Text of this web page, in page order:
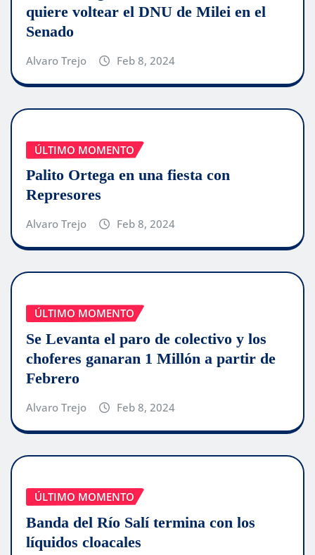
quiere voltear el DNU de Milei en el
Senado
Alvaro Trejo Feb 8, 2024
ÚLTIMO MOMENTO
Palito Ortega en una fiesta con
Represores
Alvaro Trejo Feb 8, 2024
ÚLTIMO MOMENTO
Se Levanta el paro de colectivo y los
choferes ganaran 1 Millón a partir de
Febrero
Alvaro Trejo Feb 8, 2024
ÚLTIMO MOMENTO
Banda del Río Salí termina con los
líquidos cloacales